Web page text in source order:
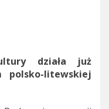
działa już
litewskiej